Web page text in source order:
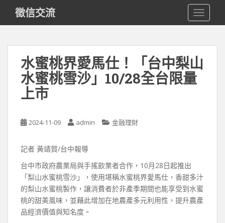
i
徵信交流
水蜜桃界愛馬仕！「台中梨山
水蜜桃雪沙」10/28全台限量
上市
2024-11-09 admin 金融理財
記者 黃靖賀/台中報導
台中市政府農業局與手搖飲業者合作，10月28日起推出
「梨山水蜜桃雪沙」，使用堪稱水蜜桃界愛馬仕，香甜多汁
的梨山水蜜桃製作，讓消費者於非產季期間也能享受到水蜜
桃的甜美風味，並藉此增加在地農產多元利用性，提升農產
品經濟價值與知名度。